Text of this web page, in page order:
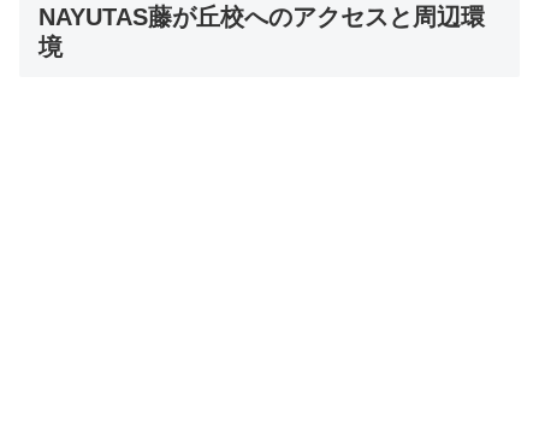
NAYUTAS藤が丘校へのアクセスと周辺環
境